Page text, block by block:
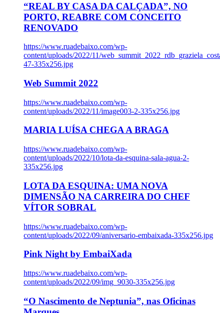
“REAL BY CASA DA CALÇADA”, NO
PORTO, REABRE COM CONCEITO
RENOVADO
https://www.ruadebaixo.com/wp-
content/uploads/2022/11/
47-335x256.jpg
Web Summit 2022
https://www.ruadebaixo.com/wp-
content/uploads/2022/11/image003-2-335x256.jpg
MARIA LUÍSA CHEGA A BRAGA
https://www.ruadebaixo.com/wp-
content/uploads/2022/10/lota-da-esquina-sala-agua-2-
335x256.jpg
LOTA DA ESQUINA: UMA NOVA
DIMENSÃO NA CARREIRA DO CHEF
VÍTOR SOBRAL
https://www.ruadebaixo.com/wp-
content/uploads/2022/09/aniversario-embaixada-335x256.jpg
Pink Night by EmbaiXada
https://www.ruadebaixo.com/wp-
content/uploads/2022/09/img_9030-335x256.jpg
“O Nascimento de Neptunia”, nas Oficinas